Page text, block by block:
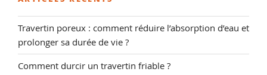
de
Traitement »
Travertin poreux : comment réduire l’absorption d’eau et
prolonger sa durée de vie ?
Comment durcir un travertin friable ?